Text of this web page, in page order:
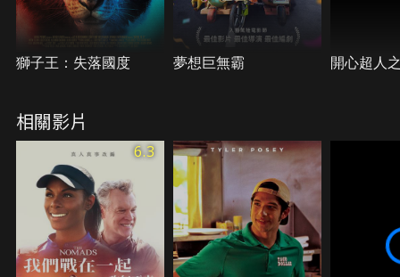
獅子王：失落國度 夢想巨無霸 開心超人
相關影片
6.3